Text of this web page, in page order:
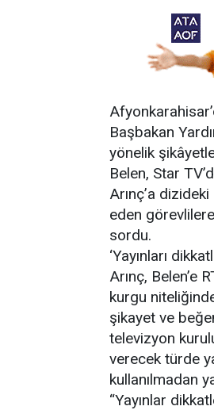
Başbakan
yönelik
Belen, Star
Arınç’a
eden
sordu.
‘Yayınları
Arınç, Belen’e
kurgu
şikayet ve
televizyon
verecek türde
kullanılmadan
“Yayınlar